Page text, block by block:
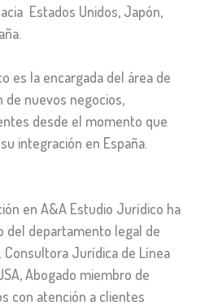
Estados Unidos, Japón,
es la encargada del área de
de nuevos negocios,
desde el momento que
integración en España.
en A&A Estudio Jurídico ha
del departamento legal de
Consultora Jurídica de Línea
Abogado miembro de
con atención a clientes